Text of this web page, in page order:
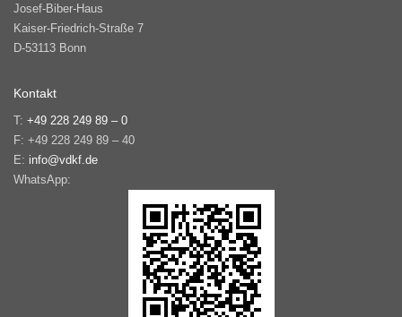
Josef-Biber-Haus
Kaiser-Friedrich-Straße 7
D-53113 Bonn
Kontakt
T: +49 228 249 89 – 0
F: +49 228 249 89 – 40
E: info@vdkf.de
WhatsApp: